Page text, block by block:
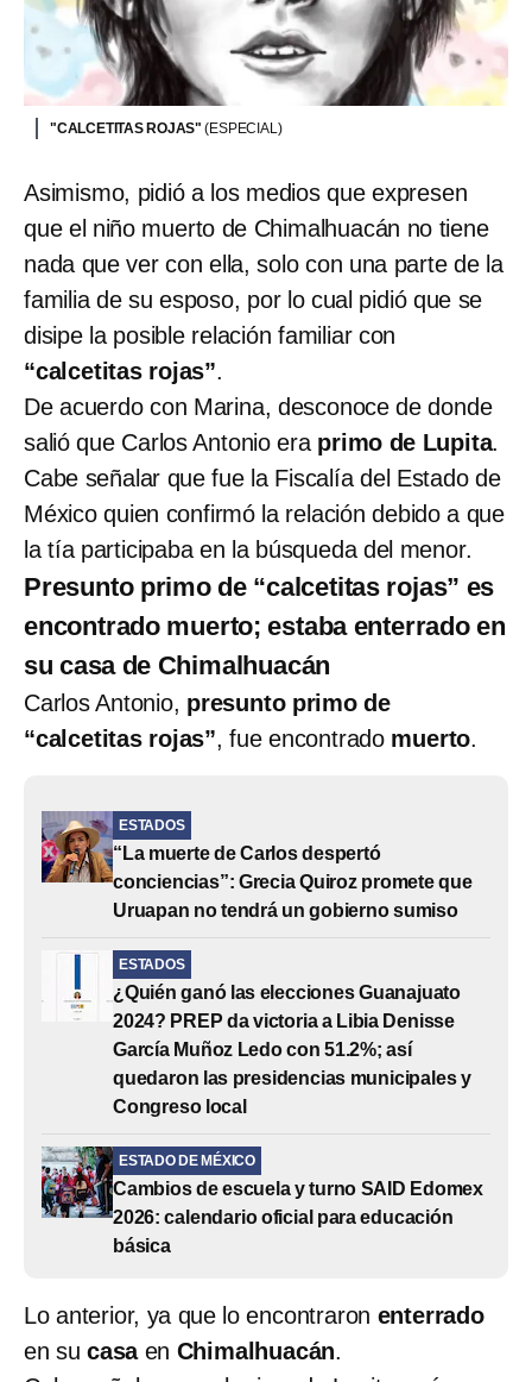
"CALCETITAS ROJAS"(ESPECIAL)
Asimismo, pidió a los medios que expresen
que el niño muerto de Chimalhuacán no tiene
nada que ver con ella, solo con una parte de la
familia de su esposo, por lo cual pidió que se
disipe la posible relación familiar con
“calcetitas rojas”.
De acuerdo con Marina, desconoce de donde
salió que Carlos Antonio era primo de Lupita.
Cabe señalar que fue la Fiscalía del Estado de
México quien confirmó la relación debido a que
la tía participaba en la búsqueda del menor.
Presunto primo de “calcetitas rojas” es
encontrado muerto; estaba enterrado en
su casa de Chimalhuacán
Carlos Antonio, presunto primo de
“calcetitas rojas”, fue encontrado muerto.
ESTADOS
“La muerte de Carlos despertó
conciencias”: Grecia Quiroz promete que
Uruapan no tendrá un gobierno sumiso
ESTADOS
¿Quién ganó las elecciones Guanajuato
2024? PREP da victoria a Libia Denisse
García Muñoz Ledo con 51.2%; así
quedaron las presidencias municipales y
Congreso local
ESTADO DE MÉXICO
Cambios de escuela y turno SAID Edomex
2026: calendario oficial para educación
básica
Lo anterior, ya que lo encontraron enterrado
en su casa en Chimalhuacán.